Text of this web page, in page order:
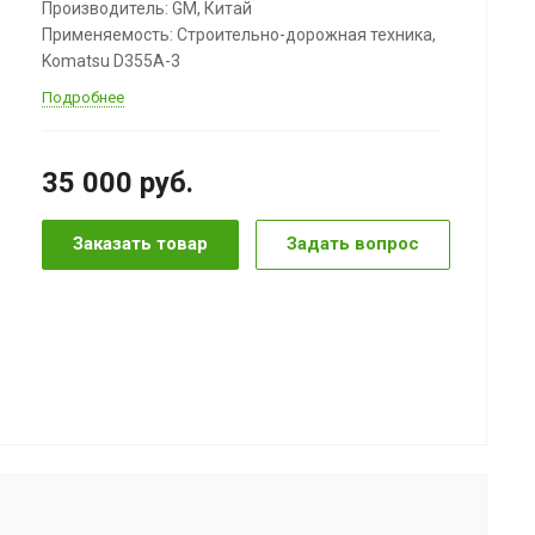
Производитель: GM, Китай
Применяемость: Строительно-дорожная техника,
Komatsu D355A-3
Подробнее
35 000 руб.
Заказать товар Задать вопрос